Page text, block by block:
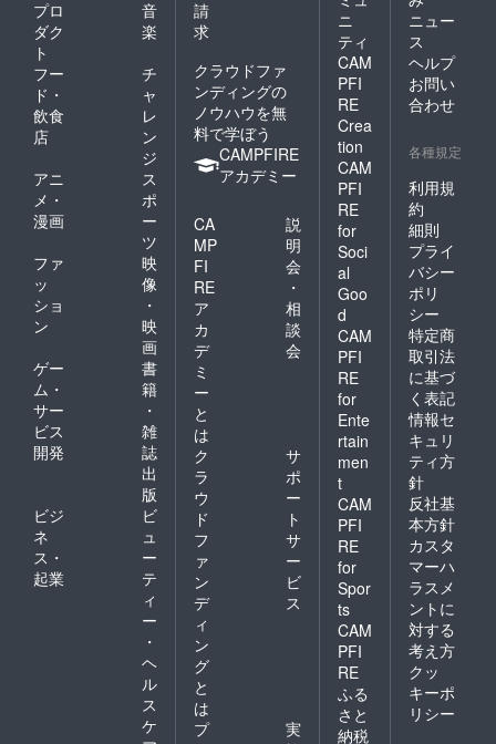
プロ
ダク
ト
音
楽
フー
ド・
飲食
店
チ
ャ
レ
ン
ジ
アニ
メ・
漫画
ス
ポ
ー
ツ
ファ
ッ
ショ
ン
映
像
・
映
画
ゲー
ム・
サー
ビス
開発
書
籍
・
雑
誌
出
版
ビジ
ネ
ス・
起業
ビ
ュ
ー
テ
ィ
ー
・
ヘ
ル
ス
ケ
請
求
クラウドファ
ンディングの
ノウハウを無
料で学ぼう
CAMPFIRE
アカデミー
CA
MP
FI
RE
ア
カ
デ
ミ
ー
と
は
説
明
会
・
相
談
会
ク
ラ
ウ
ド
フ
ァ
ン
デ
ィ
ン
グ
と
は
サ
ポ
ー
ト
サ
ー
ビ
ス
プ
実
ニ
ティ
CAM
PFI
RE
Crea
tion
CAM
PFI
RE
for
Soci
al
Goo
d
CAM
PFI
RE
for
Ente
rtain
men
t
CAM
PFI
RE
for
Spor
ts
CAM
PFI
RE
ふる
さと
納税
ニュー
ス
ヘルプ
お問い
合わせ
各種規定
利用規
約
細則
プライ
バシー
ポリ
シー
特定商
取引法
に基づ
く表記
情報セ
キュリ
ティ方
針
反社基
本方針
カスタ
マーハ
ラスメ
ントに
対する
考え方
クッ
キーポ
リシー